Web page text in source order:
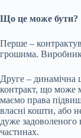
Що це може бути?
Перше –
грошима.
Друге – динамічна
контракт, що може
маємо права
власні кошти, або
дуже задоволеного
частинах.